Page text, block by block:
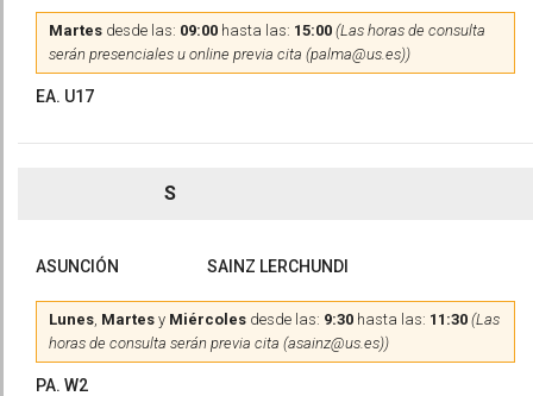
Martes desde las: 09:00 hasta las: 15:00 (Las horas de consulta
serán presenciales u online previa cita (palma@us.es))
EA. U17
S
ASUNCIÓN SAINZ LERCHUNDI
Lunes, Martes y Miércoles desde las: 9:30 hasta las: 11:30 (Las
horas de consulta serán previa cita (asainz@us.es))
PA. W2